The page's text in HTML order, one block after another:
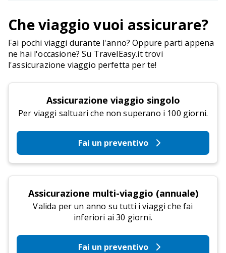
Che viaggio vuoi assicurare?
Fai pochi viaggi durante l'anno? Oppure parti appena
ne hai l'occasione? Su TravelEasy.it trovi
l'assicurazione viaggio perfetta per te!
Assicurazione viaggio singolo
Per viaggi saltuari che non superano i 100 giorni.
Fai un preventivo
Assicurazione multi-viaggio (annuale)
Valida per un anno su tutti i viaggi che fai
inferiori ai 30 giorni.
Fai un preventivo